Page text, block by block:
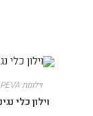
וילונות PEVA
וילון כלי